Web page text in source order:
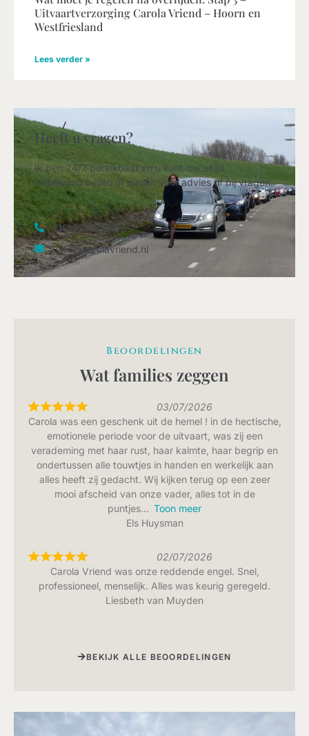
Uitvaartverzorging Carola Vriend – Hoorn en
Westfriesland
Lees verder »
Heeft u vragen?
Ik ben 24/7 bereikbaar en u kunt me altijd
vrijblijvend bellen of mailen voor advies of bij vragen.
06-55397588
info@carolavriend.nl
Beoordelingen
Wat families zeggen
03/07/2026
Carola was een geschenk uit de hemel ! in de hectische,
emotionele periode voor de uitvaart, was zij een
verademing met haar rust, haar kalmte, haar begrip en
ondertussen alle touwtjes in handen en werkelijk aan
alles heeft zij gedacht. Wij kijken terug op een zeer
mooi afscheid van onze vader, alles tot in de
puntjes
Toon meer
Els Huysman
02/07/2026
Carola Vriend was onze reddende engel. Snel,
professioneel, menselijk. Alles was keurig geregeld.
Liesbeth van Muyden
BEKIJK ALLE BEOORDELINGEN